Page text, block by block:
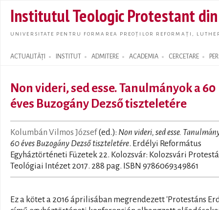
main
Institutul Teologic Protestant
UNIVERSITATE PENTRU FORMAREA PREOȚILOR REFORMAȚI,
ACTUALITĂȚI INSTITUT ADMITERE ACADEMIA CERCETARE
Search form
Non videri, sed esse. Tanulmányok a 60
éves Buzogány Dezső tiszteletére
Kolumbán Vilmos József(ed.): Non videri, sed esse.
60 éves Buzogány Dezső tiszteletére. Erdélyi Református
Egyháztörténeti Füzetek 22. Kolozsvár: Kolozsvári
Teológiai Intézet 2017. 288 pag. ISBN 9786069349861
Ez a kötet a 2016 áprilisában megrendezett 'Protestáns